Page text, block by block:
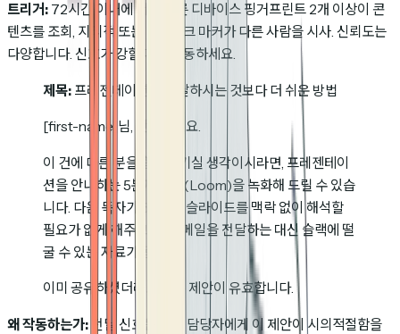
트리거: 72시간 이내에 서로 다른 디바이스 핑거프린트 2개 이상이 콘
텐츠를 조회, 지리적 또는 네트워크 마커가 다른 사람을 시사. 신뢰도는
다양합니다. 신호가 강할 때만 행동하세요.
제목: 프레젠테이션을 전달하시는 것보다 더 쉬운 방법
[first-name]님, 안녕하세요.
이 건에 다른 분을 합류시키실 생각이시라면, 프레젠테이
션을 안내하는 5분짜리 룸(Loom)을 녹화해 드릴 수 있습
니다. 다음 독자가 30개의 슬라이드를 맥락 없이 해석할
필요가 없게 해주고, 긴 이메일을 전달하는 대신 슬랙에 떨
굴 수 있는 자료가 됩니다.
이미 공유하셨더라도 같은 제안이 유효합니다.
왜 작동하는가: 전달 신호는 영업 담당자에게 이 제안이 시의적절함을